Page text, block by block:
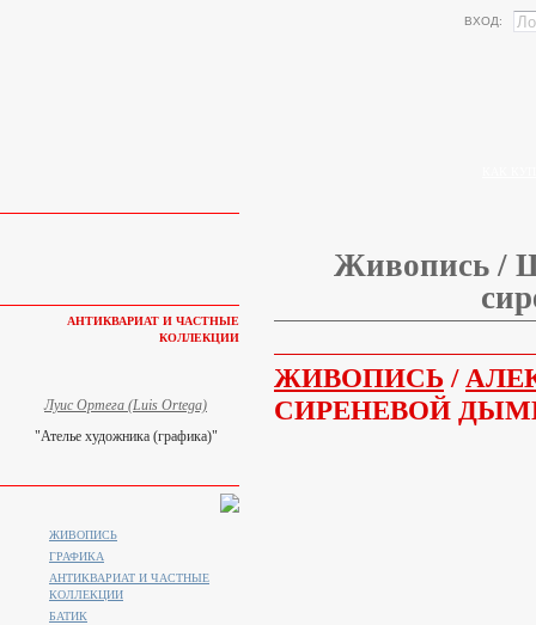
ВХОД:
Живопись /
ЖИВОПИСЬ /
СИРЕНЕВОЙ
АНТИКВАРИАТ И ЧАСТНЫЕ
КОЛЛЕКЦИИ
Луис Ортега (Luis Ortega)
"Ателье художника (графика)"
ЖИВОПИСЬ
ГРАФИКА
АНТИКВАРИАТ И ЧАСТНЫЕ
КОЛЛЕКЦИИ
БАТИК